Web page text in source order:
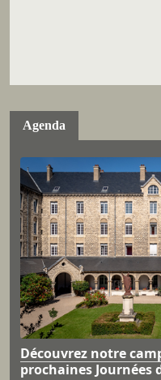
Agenda
Découvrez notre
prochaines Journées